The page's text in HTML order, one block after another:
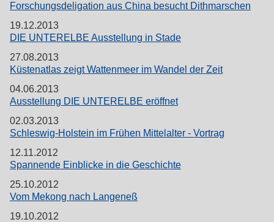
Forschungsdeligation aus China besucht Dithmarschen
19.12.2013
DIE UNTERELBE Ausstellung in Stade
27.08.2013
Küstenatlas zeigt Wattenmeer im Wandel der Zeit
04.06.2013
Ausstellung DIE UNTERELBE eröffnet
02.03.2013
Schleswig-Holstein im Frühen Mittelalter - Vortrag
12.11.2012
Spannende Einblicke in die Geschichte
25.10.2012
Vom Mekong nach Langeneß
19.10.2012